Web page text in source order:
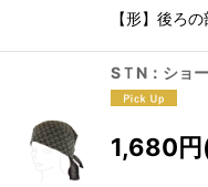
【形】後ろ
SＴN：ショ
1,680円